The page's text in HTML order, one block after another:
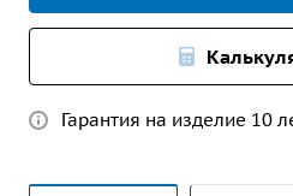
Гарантия на изделие 10